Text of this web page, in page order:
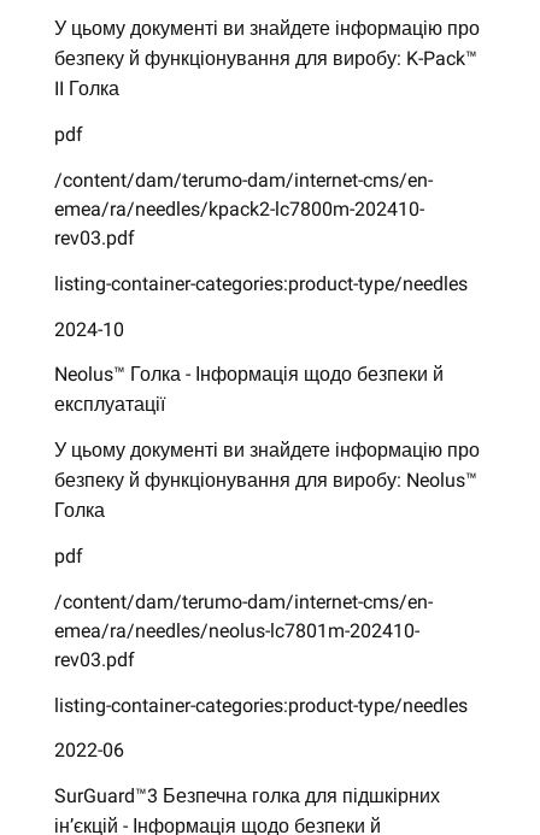
У цьому документі ви знайдете інформацію про
безпеку й функціонування для виробу: K-Pack™
II Голка
pdf
/content/dam/terumo-dam/internet-cms/en-
emea/ra/needles/kpack2-lc7800m-202410-
rev03.pdf
listing-container-categories:product-type/needles
2024-10
Neolus™ Голка - Інформація щодо безпеки й
експлуатації
У цьому документі ви знайдете інформацію про
безпеку й функціонування для виробу: Neolus™
Голка
pdf
/content/dam/terumo-dam/internet-cms/en-
emea/ra/needles/neolus-lc7801m-202410-
rev03.pdf
listing-container-categories:product-type/needles
2022-06
SurGuard™3 Безпечна голка для підшкірних
ін’єкцій - Інформація щодо безпеки й